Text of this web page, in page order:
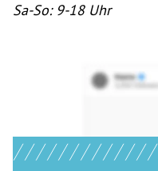
Sa-So: 9-18 Uhr